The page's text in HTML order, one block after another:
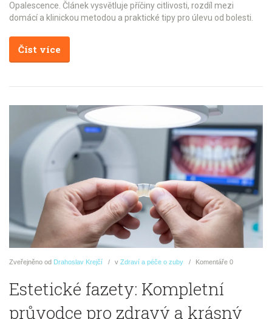
Opalescence. Článek vysvětluje příčiny citlivosti, rozdíl mezi
domácí a klinickou metodou a praktické tipy pro úlevu od bolesti.
Číst více
Zveřejněno od Drahoslav Krejčí v Zdraví a péče o zuby Komentáře 0
Estetické fazety: Kompletní
průvodce pro zdravý a krásný